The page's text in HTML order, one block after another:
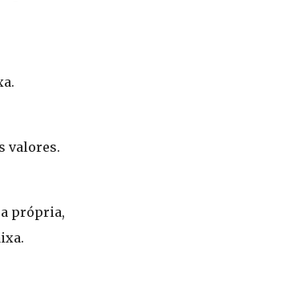
valores.
própria,